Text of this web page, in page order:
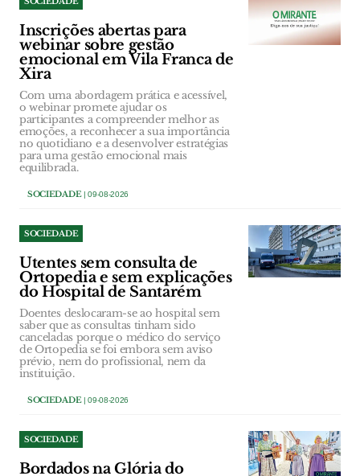
Inscrições abertas para
webinar sobre gestão
emocional em Vila Franca de
Xira
Com uma abordagem prática e acessível,
o webinar promete ajudar os
participantes a compreender melhor as
emoções, a reconhecer a sua importância
no quotidiano e a desenvolver estratégias
para uma gestão emocional mais
equilibrada.
SOCIEDADE| 09-08-2026
SOCIEDADE
Utentes sem consulta de
Ortopedia e sem explicações
do Hospital de Santarém
Doentes deslocaram-se ao hospital sem
saber que as consultas tinham sido
canceladas porque o médico do serviço
de Ortopedia se foi embora sem aviso
prévio, nem do profissional, nem da
instituição.
SOCIEDADE| 09-08-2026
SOCIEDADE
Bordados na Glória do